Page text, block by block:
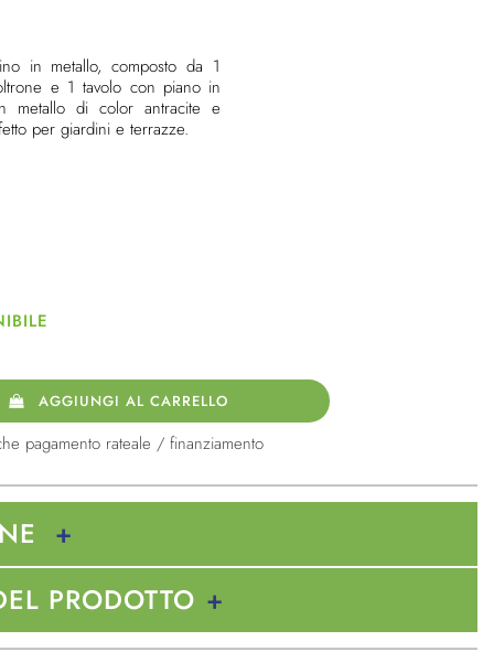
in metallo, composto da 1
e 1 tavolo con piano in
metallo di color antracite e
per giardini e terrazze.
AGGIUNGI AL CARRELLO
pagamento rateale / finanziamento
PRODOTTO